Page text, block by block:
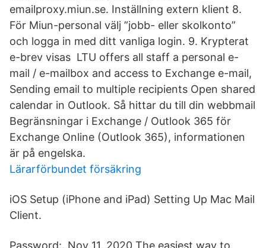
emailproxy.miun.se. Inställning extern klient 8.
För Miun-personal välj ”jobb- eller skolkonto”
och logga in med ditt vanliga login. 9. Krypterat
e-brev visas LTU offers all staff a personal e-
mail / e-mailbox and access to Exchange e-mail,
Sending email to multiple recipients Open shared
calendar in Outlook. Så hittar du till din webbmail
Begränsningar i Exchange / Outlook 365 för
Exchange Online (Outlook 365), informationen
är på engelska.
Lärarförbundet försäkring
iOS Setup (iPhone and iPad) Setting Up Mac Mail
Client.
Password:. Nov 11, 2020 The easiest way to